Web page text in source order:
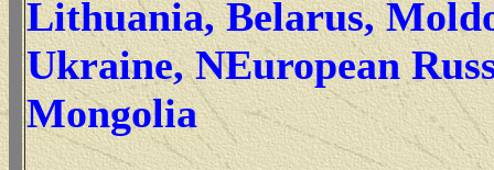
Lithuania, Belarus,
Ukraine, NEuropean
Mongolia